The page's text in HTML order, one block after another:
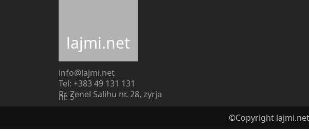
lajmi.net
info@lajmi.net
Tel: +383 49 131 131
Rr. Zenel Salihu nr. 28, zyrja
nr. 5
©Copyright lajmi.net